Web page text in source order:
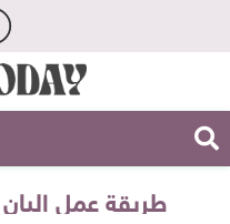
طريقة عمل